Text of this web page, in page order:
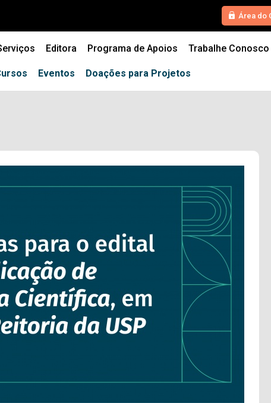
Área do
Editora Programa de Apoios Trabalhe Conosco
Eventos Doações para Projetos
SOMOS
CONOSCO
USP
PARA